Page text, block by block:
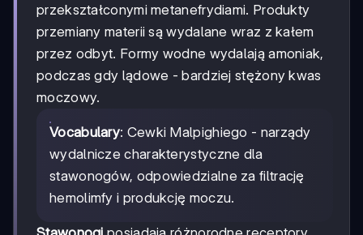
przekształconymi metanefrydiami. Produkty
przemiany materii są wydalane wraz z kałem
przez odbyt. Formy wodne wydalają amoniak,
podczas gdy lądowe - bardziej stężony kwas
moczowy.
Vocabulary: Cewki Malpighiego - narządy
wydalnicze charakterystyczne dla
stawonogów, odpowiedzialne za filtrację
hemolimfy i produkcję moczu.